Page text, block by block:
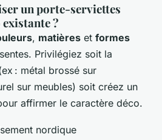
un porte-serviettes
existante ?
, matières et formes
Privilégiez soit la
: métal brossé sur
sur meubles) soit créez un
affirmer le caractère déco.
nordique